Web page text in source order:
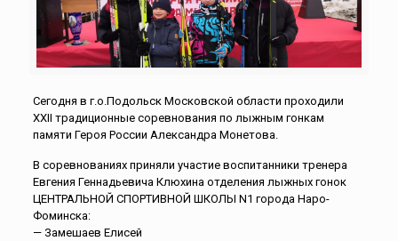
Сегодня в г.о.Подольск Московской области проходили
XXII традиционные соревнования по лыжным гонкам
памяти Героя России Александра Монетова.
В соревнованиях приняли участие воспитанники тренера
Евгения Геннадьевича Клюхина отделения лыжных гонок
ЦЕНТРАЛЬНОЙ СПОРТИВНОЙ ШКОЛЫ N1 города Наро-
Фоминска:
— Замешаев Елисей